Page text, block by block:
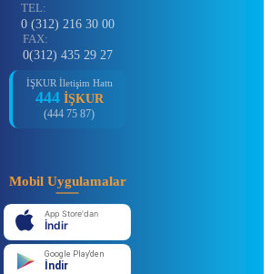
TEL:
0 (312) 216 30 00
FAX:
0(312) 435 29 27
İŞKUR İletişim Hattı
444 İŞKUR
(444 75 87)
Mobil Uygulamalar
App Store'dan
İndir
Google Play'den
İndir